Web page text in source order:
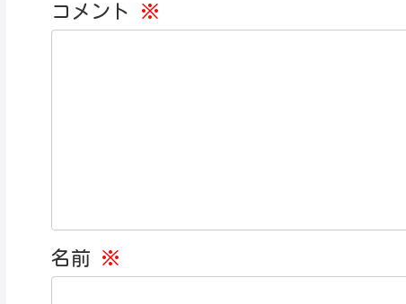
コメント
※
名前 ※